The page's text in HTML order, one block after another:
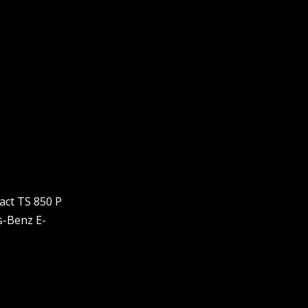
TS 850 P
Benz E-